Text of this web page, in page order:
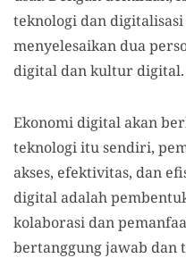
teknologi dan
menyelesaikan dua
digital dan kultur digital.
Ekonomi digital akan
teknologi itu sendiri,
akses, efektivitas, dan
digital adalah
kolaborasi dan
bertanggung jawab dan